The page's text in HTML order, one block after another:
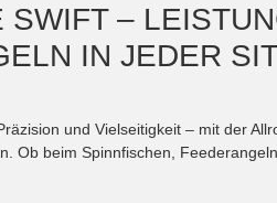
–
IN JEDER
und Vielseitigkeit – mit der
Ob beim Spinnfischen,